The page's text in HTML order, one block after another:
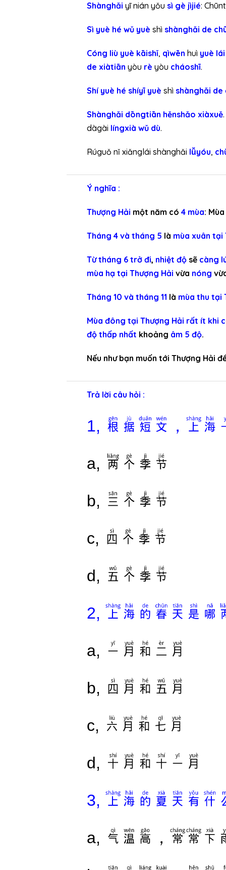
Shànghǎi yī nián yǒu sì gè jìjié:
Sì yuè hé wǔ yuè shì shànghǎi de
Cóng liù yuè kāishǐ, qìwēn huì yuè
de xiàtiān yòu rè yòu cháoshī.
Shí yuè hé shíyī yuè shì shànghǎi de
Shànghǎi dōngtiān hěnshǎo xiàxuě.
dàgài língxià wǔ dù.
Rúguǒ nǐ xiǎnglái shànghǎi lǚyóu,
Ý nghĩa :
Thượng Hải một năm có 4 mùa:
Tháng 4 và tháng 5 là mùa xuân tại
Từ tháng 6 trở đi, nhiệt độ sẽ càng
mùa hạ tại Thượng Hải vừa nóng
Tháng 10 và tháng 11 là mùa thu tại
Mùa đông tại Thượng Hải rất ít khi
độ thấp nhất khoảng âm 5 độ.
Nếu như bạn muốn tới Thượng Hải
Trả lời câu hỏi :
1, 根据短文，上海
a, 两个季节
b, 三个季节
c, 四个季节
d, 五个季节
2, 上海的春天是哪
a, 一月和二月
b, 四月和五月
c, 六月和七月
d, 十月和十一月
3, 上海的夏天有什
a, 气温高，常常下